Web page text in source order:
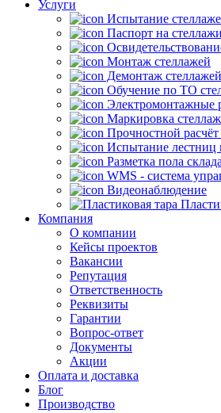
Услуги
Испытание
Паспорт на стеллажи
Монтаж стеллажей
Демонтаж стеллажей
Обучение по ТО
Электромонтажные
Маркировка
Прочностной расчёт
Испытание лестниц
Разметка пола склада
WMS - система
Видеонаблюдение
Компания
О компании
Кейсы проектов
Вакансии
Репутация
Ответственность
Реквизиты
Гарантии
Вопрос-ответ
Документы
Акции
Оплата и доставка
Блог
Производство